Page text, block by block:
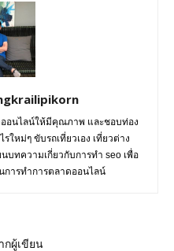
อนไลน์ให้มีคุณภาพ และชอบท่อง
ใหม่ๆ ขับรถเที่ยวเอง เที่ยวต่าง
บทความเกี่ยวกับการทำ seo เพื่อ
ารทำการตลาดออนไลน์
กผู้เขียน